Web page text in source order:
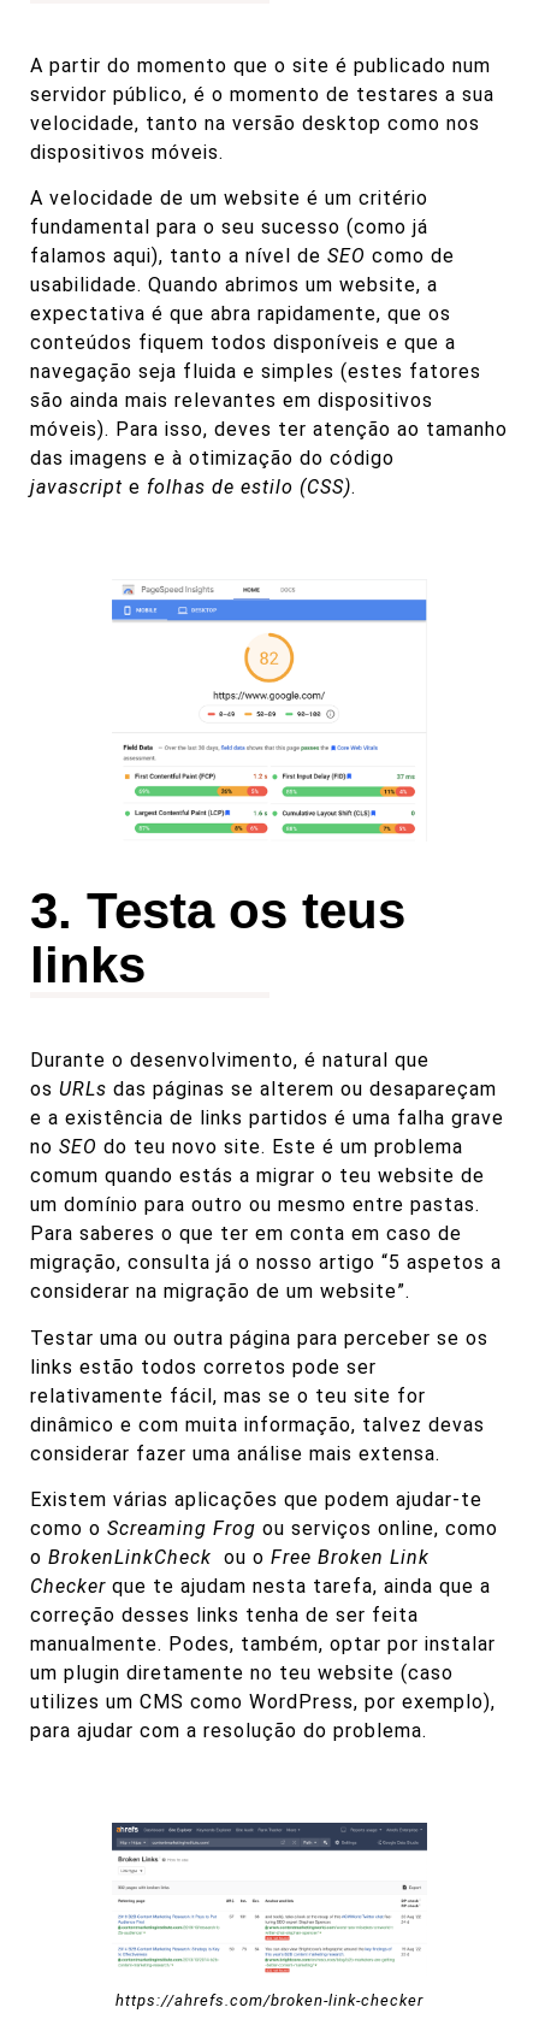
A partir do momento que o site é publicado num
servidor público, é o momento de testares a sua
velocidade, tanto na versão desktop como nos
dispositivos móveis.
A velocidade de um website é um critério
fundamental para o seu sucesso (como já
falamos aqui), tanto a nível de SEO como de
usabilidade. Quando abrimos um website, a
expectativa é que abra rapidamente, que os
conteúdos fiquem todos disponíveis e que a
navegação seja fluida e simples (estes fatores
são ainda mais relevantes em dispositivos
móveis). Para isso, deves ter atenção ao tamanho
das imagens e à otimização do código
javascript e folhas de estilo (CSS).
3. Testa os teus
links
Durante o desenvolvimento, é natural que
os URLs das páginas se alterem ou desapareçam
e a existência de links partidos é uma falha grave
no SEO do teu novo site. Este é um problema
comum quando estás a migrar o teu website de
um domínio para outro ou mesmo entre pastas.
Para saberes o que ter em conta em caso de
migração, consulta já o nosso artigo “5 aspetos a
considerar na migração de um website”.
Testar uma ou outra página para perceber se os
links estão todos corretos pode ser
relativamente fácil, mas se o teu site for
dinâmico e com muita informação, talvez devas
considerar fazer uma análise mais extensa.
Existem várias aplicações que podem ajudar-te
como o Screaming Frog ou serviços online, como
o BrokenLinkCheck ou o Free Broken Link
Checker que te ajudam nesta tarefa, ainda que a
correção desses links tenha de ser feita
manualmente. Podes, também, optar por instalar
um plugin diretamente no teu website (caso
utilizes um CMS como WordPress, por exemplo),
para ajudar com a resolução do problema.
https://ahrefs.com/broken-link-checker